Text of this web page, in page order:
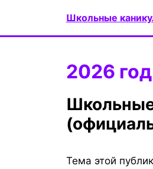
содержимому
Школьные
2026 год
Школьные каникулы 2026-2027 в Словакии
Тема этой